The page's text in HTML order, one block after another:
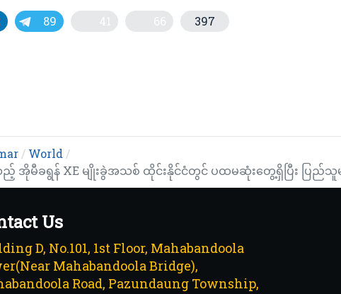
89 41 66 397
ရိစ္ဆာန်များအတွက် ကျန်းမာရေးထုတ်ကုန် နိုင်ငံတကာကုန်စည်ပြပွဲ တိုကျိုတွင်ဖွင့်လှစ်ရ
င်းချက်ဆီကို လောင်စာအသုံးပြု၍ AIRBUS A380 SUPERJUMBO လေယာဉ်ကြီ
World
မီခရွန် XE မျိုးခွဲအသစ် ထိုင်းနိုင်ငံတွင် ပထမဆုံးတွေ့ရှိပြီး ပြည်သူမျ
Us
D, No.101, 1st Floor, Mahabandoola
Mahabandoola Bridge),
Road, Pazundaung Township,